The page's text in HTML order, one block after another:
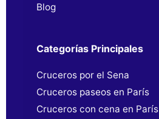
Blog
Categorías Principales
Cruceros por el Sena
Cruceros paseos en París
Cruceros con cena en París